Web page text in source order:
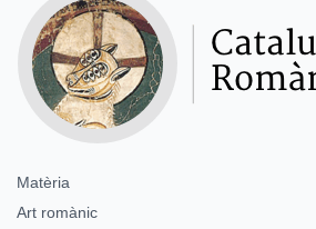
Matèria
Art romànic